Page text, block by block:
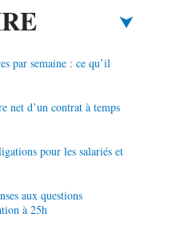
par semaine : ce qu’il
net d’un contrat à temps
pour les salariés et
aux questions
à 25h